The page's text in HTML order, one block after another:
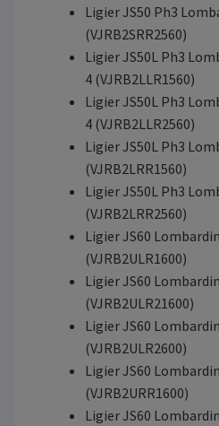
Ligier JS50 Ph3
(VJRB2SRR2560)
Ligier JS50L Ph3
4 (VJRB2LLR1560)
Ligier JS50L Ph3
4 (VJRB2LLR2560)
Ligier JS50L Ph3
(VJRB2LRR1560)
Ligier JS50L Ph3
(VJRB2LRR2560)
Ligier JS60
(VJRB2ULR1600)
Ligier JS60
(VJRB2ULR21600)
Ligier JS60
(VJRB2ULR2600)
Ligier JS60
(VJRB2URR1600)
Ligier JS60